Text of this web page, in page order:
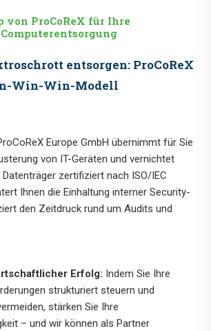
von ProCoReX für Ihre
entsorgen: ProCoReX
Win-Win-Modell
Europe GmbH übernimmt für Sie
von IT-Geräten und vernichtet
zertifiziert nach ISO/IEC
Ihnen die Einhaltung interner Security-
den Zeitdruck rund um Audits und
Erfolg: Indem Sie Ihre
strukturiert steuern und
stärken Sie Ihre
– und wir können als Partner